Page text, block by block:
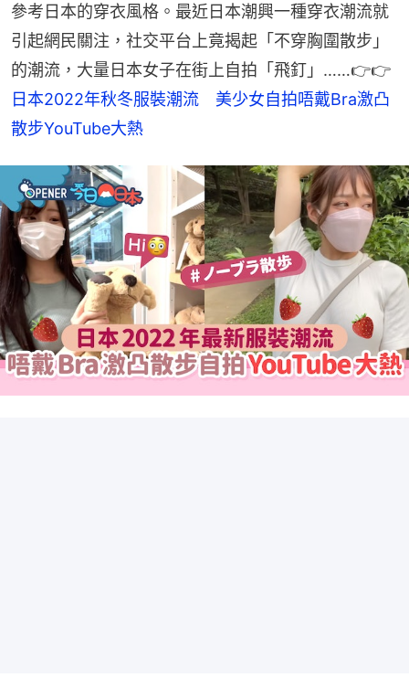
參考日本的穿衣風格。最近日本潮興一種穿衣潮流就
引起網民關注，社交平台上竟揭起「不穿胸圍散步」
的潮流，大量日本女子在街上自拍「飛釘」……👉👉
日本2022年秋冬服裝潮流　美少女自拍唔戴Bra激凸
散步YouTube大熱